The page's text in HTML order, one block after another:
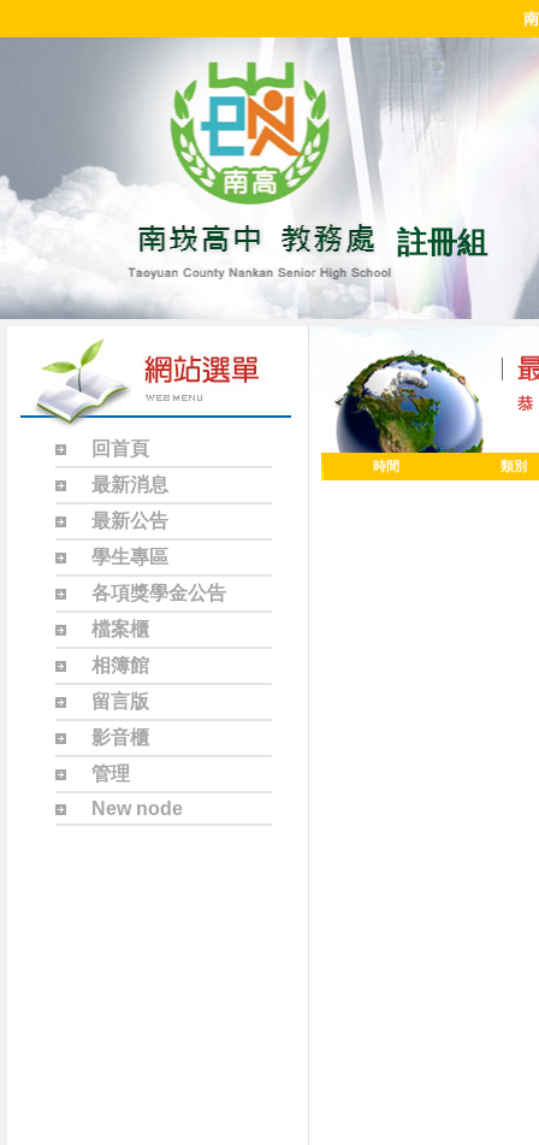
註冊組
回首頁
最新消息
最新公告
學生專區
各項獎學金公告
檔案櫃
相簿館
留言版
影音櫃
管理
New node
時間 類別